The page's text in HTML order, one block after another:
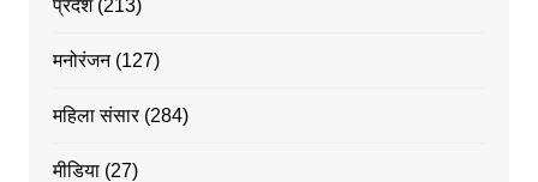
प्रदेश(213)
मनोरंजन(127)
महिला संसार(284)
मीडिया(27)